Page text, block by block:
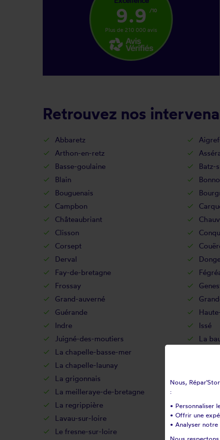
9.9 /10
Plus de 210 000 avis
Retrouvez nos
Abbaretz
Arthon-en-retz
Basse-goulaine
Batz-
Blain
Bouguenais
Campbon
Châteaubriant
Clisson
Corsept
Derval
Fay-de-bretagne
Frossay
Grand-auverné
Guérande
Indre
Issé
Juigné-des-moutiers
La
La chapelle-basse-mer
La chapelle-launay
La grigonnais
La
La meilleraye-de-bretagne
La regrippière
La
Lavau-sur-loire
Le
Le fresne-sur-loire
Nous,
:
• Personnaliser
• Offrir une
• Analyser